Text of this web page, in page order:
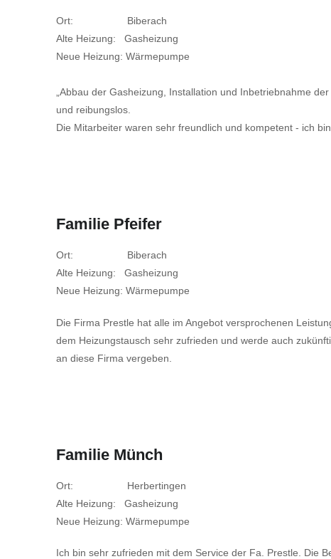
Ort: Biberach
Alte Heizung: Gasheizung
Neue Heizung: Wärmepumpe
„Abbau der Gasheizung, Installation und Inbetriebnahme
und reibungslos.
Die Mitarbeiter waren sehr freundlich und kompetent - ich
Familie Pfeifer
Ort: Biberach
Alte Heizung: Gasheizung
Neue Heizung: Wärmepumpe
Die Firma Prestle hat alle im Angebot versprochenen
dem Heizungstausch sehr zufrieden und werde auch
an diese Firma vergeben.
Familie Münch
Ort: Herbertingen
Alte Heizung: Gasheizung
Neue Heizung: Wärmepumpe
Ich bin sehr zufrieden mit dem Service der Fa. Prestle. Die